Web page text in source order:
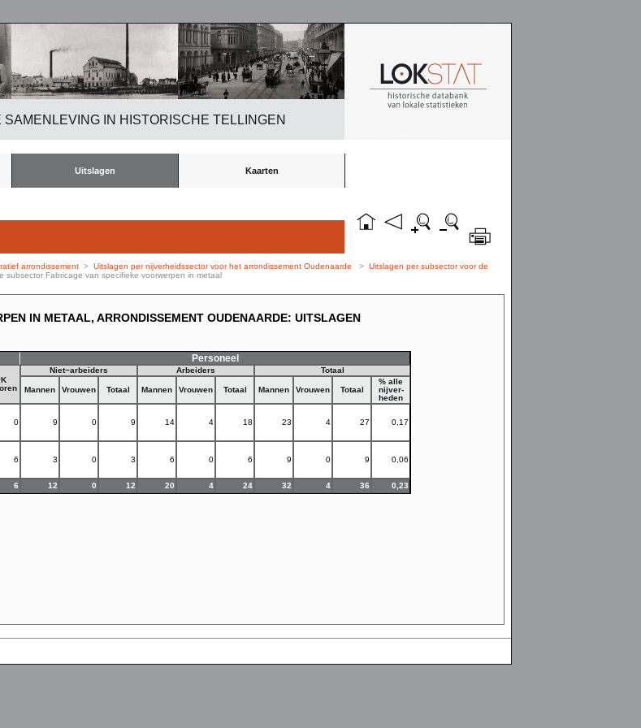
SAMENLEVING IN HISTORISCHE TELLINGEN
Uitslagen Kaarten
arrondissement > Uitslagen per nijverheidssector voor het arrondissement Oudenaarde > Uitslagen per subsector voor de
Fabricage van specifieke voorwerpen in metaal
IN METAAL, ARRONDISSEMENT OUDENAARDE: UITSLAGEN
Personeel
Niet−arbeiders Arbeiders Totaal
Mannen Vrouwen Totaal Mannen Vrouwen Totaal Mannen Vrouwen Totaal
% alle
nijver-
heden
0 9 0 9 14 4 18 23 4 27 0,17
6 3 0 3 6 0 6 9 0 9 0,06
6 12 0 12 20 4 24 32 4 36 0,23